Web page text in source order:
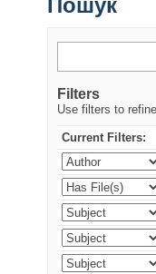
Пошук
Filters
Use filters to
Current Filters: